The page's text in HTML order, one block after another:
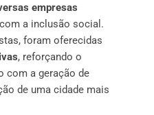
empresas
a inclusão social.
foram oferecidas
, reforçando o
com a geração de
de uma cidade mais